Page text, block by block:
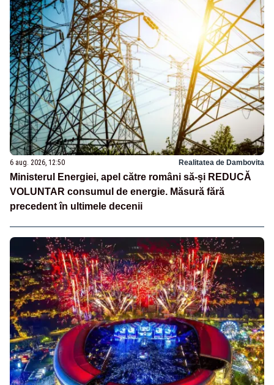
6 aug. 2026, 12:50 Realitatea de Dambovita
Ministerul Energiei, apel către români să-și REDUCĂ
VOLUNTAR consumul de energie. Măsură fără
precedent în ultimele decenii